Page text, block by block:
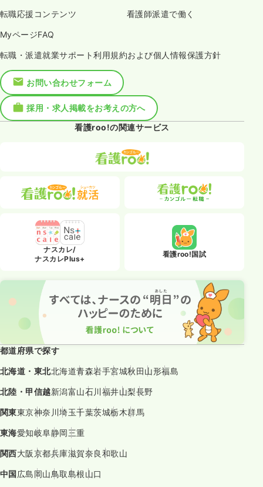
転職応援コンテンツ 看護師派遣で働く
MyページFAQ
転職・派遣就業サポート利用規約および個人情報保護方針
お問い合わせフォーム
採用・求人掲載をお考えの方へ
看護roo!の関連サービス
ナスカレ/
ナスカレPlus+
看護roo!国試
都道府県で探す
北海道・東北北海道青森岩手宮城秋田 山形福島
北陸・甲信越新潟富山石川 福井山梨長野
関東東京神奈川埼玉千葉茨城栃木群馬
東海愛知岐阜静岡三重
関西大阪京都兵庫滋賀奈良和歌山
中国 広島 岡山鳥取島根山口